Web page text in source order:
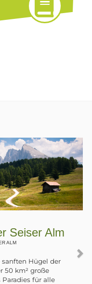
Zoggler
, ST. WALBURG
in den 60er Jahren für
große
Dämme wurden